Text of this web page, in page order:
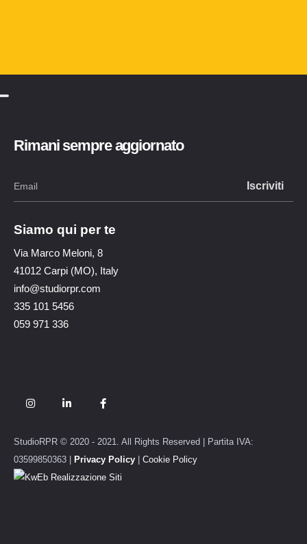
Rimani sempre aggiornato
Siamo qui per te
Via Marco Meloni, 8
41012 Carpi (MO), Italy
info@studiorpr.com
335 101 5456
059 971 336
StudioRPR © 2020 - 2021. All Rights Reserved | Partita IVA:
03599850363 |
Privacy Policy Cookie Policy